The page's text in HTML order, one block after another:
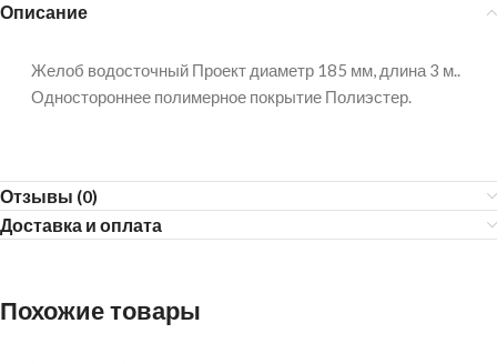
Описание
Желоб водосточный Проект диаметр 185 мм, длина 3 м..
Одностороннее полимерное покрытие Полиэстер.
Отзывы (0)
Доставка и оплата
Похожие товары